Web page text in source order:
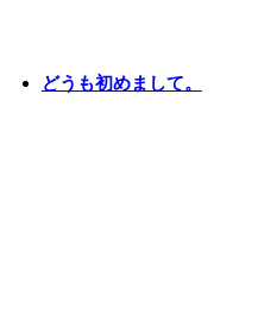
どうも初めまして。